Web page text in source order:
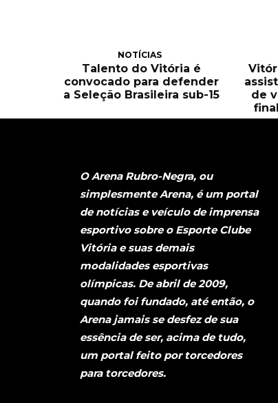
NOTÍCIAS
Talento do Vitória é
convocado para defender
a Seleção Brasileira sub-15
de
O Arena Rubro-Negra, ou
simplesmente Arena, é um portal
de notícias e veículo de imprensa
esportivo sobre o Esporte Clube
Vitória e suas demais
modalidades esportivas
olímpicas. De abril de 2009,
quando foi fundado, até então, o
Arena jamais se desfez de sua
essência de ser, acima de tudo,
um portal feito por torcedores
para torcedores.